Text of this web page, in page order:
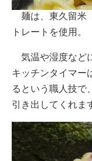
麺は、東久留米
トレートを使用。
気温や湿度など
キッチンタイマー
るという職人技で
引き出してくれま